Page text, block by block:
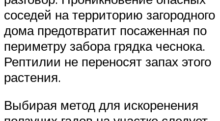
соседей на территорию загородного
дома предотвратит посаженная по
периметру забора грядка чеснока.
Рептилии не переносят запах этого
растения.
Выбирая метод для искоренения